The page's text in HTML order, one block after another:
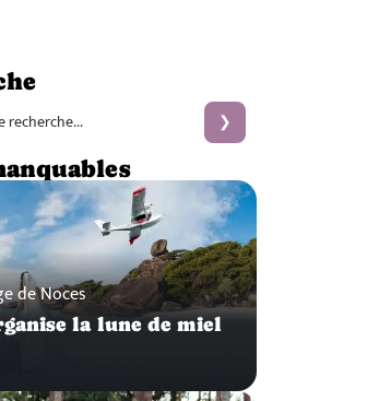
de Noces
la lune de miel